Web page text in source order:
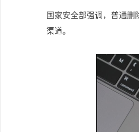
国家安全部强调，普通
渠道。